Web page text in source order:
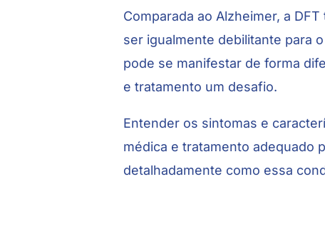
Comparada ao Alzheimer, a
ser igualmente debilitante para
pode se manifestar de forma
e tratamento um desafio.
Entender os sintomas e
médica e tratamento adequado
detalhadamente como essa